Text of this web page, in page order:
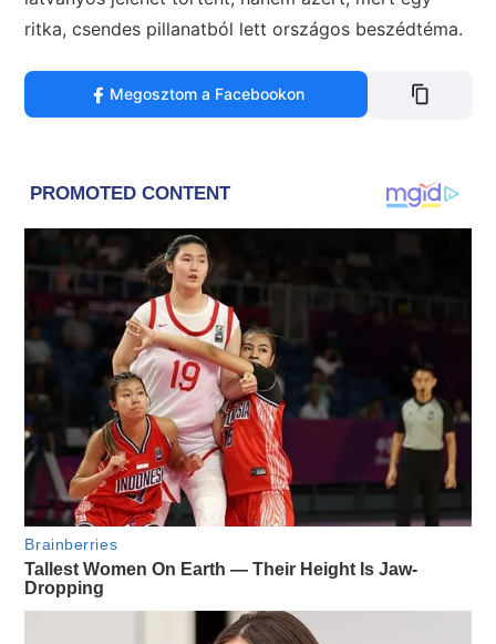
ritka, csendes pillanatból lett országos beszédtéma.
Megosztom a Facebookon